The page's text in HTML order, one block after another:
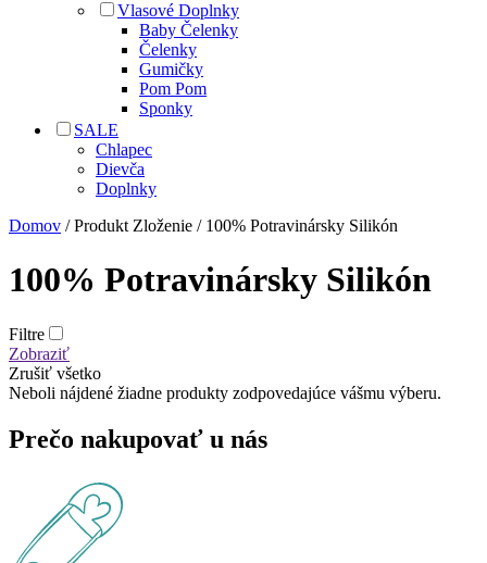
Vlasové Doplnky
Baby Čelenky
Čelenky
Gumičky
Pom Pom
Sponky
SALE
Chlapec
Dievča
Doplnky
Domov / Produkt Zloženie / 100% Potravinársky Silikón
100% Potravinársky Silikón
Filtre
Zobraziť
Zrušiť všetko
Neboli nájdené žiadne produkty zodpovedajúce vášmu výberu.
Prečo nakupovať u nás